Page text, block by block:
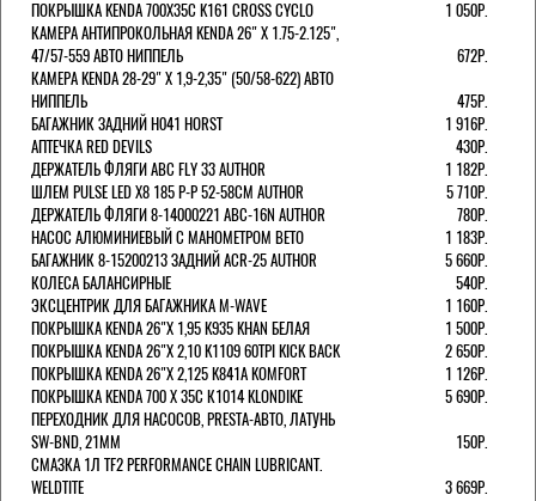
ПОКРЫШКА KENDA 700Х35С K161 CROSS CYCLO
1 050Р.
КАМЕРА АНТИПРОКОЛЬНАЯ KENDA 26" Х 1.75-2.125",
47/57-559 АВТО НИППЕЛЬ
672Р.
КАМЕРА KENDA 28-29" Х 1,9-2,35" (50/58-622) АВТО
НИППЕЛЬ
475Р.
БАГАЖНИК ЗАДНИЙ H041 HORST
1 916Р.
АПТЕЧКА RED DEVILS
430Р.
ДЕРЖАТЕЛЬ ФЛЯГИ АВС FLY 33 AUTHOR
1 182Р.
ШЛЕМ PULSE LED X8 185 Р-Р 52-58СМ AUTHOR
5 710Р.
ДЕРЖАТЕЛЬ ФЛЯГИ 8-14000221 ABC-16N AUTHOR
780Р.
НАСОС АЛЮМИНИЕВЫЙ С МАНОМЕТРОМ BETO
1 183Р.
БАГАЖНИК 8-15200213 ЗАДНИЙ ACR-25 AUTHOR
5 660Р.
КОЛЕСА БАЛАНСИРНЫЕ
540Р.
ЭКСЦЕНТРИК ДЛЯ БАГАЖНИКА M-WAVE
1 160Р.
ПОКРЫШКА KENDA 26"Х 1,95 K935 KHAN БЕЛАЯ
1 500Р.
ПОКРЫШКА KENDA 26"Х 2,10 K1109 60TPI KICK BACK
2 650Р.
ПОКРЫШКА KENDA 26"Х 2,125 K841A KOMFORT
1 126Р.
ПОКРЫШКА KENDA 700 Х 35С К1014 KLONDIKE
5 690Р.
ПЕРЕХОДНИК ДЛЯ НАСОСОВ, PRESTA-АВТО, ЛАТУНЬ
SW-BND, 21ММ
150Р.
СМАЗКА 1Л TF2 PERFORMANCE CHAIN LUBRICANT.
WELDTITE
3 669Р.